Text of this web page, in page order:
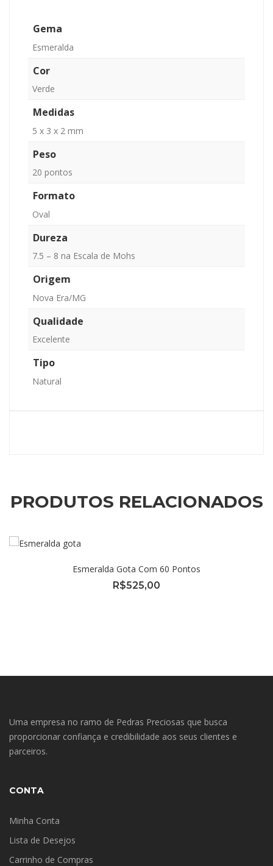
Gema
Esmeralda
Cor
Verde
Medidas
5 x 3 x 2 mm
Peso
20 pontos
Formato
Oval
Dureza
7.5 – 8 na Escala de Mohs
Origem
Nova Era/MG
Qualidade
Excelente
Tipo
Natural
PRODUTOS RELACIONADOS
Esmeralda Gota Com 60 Pontos
R$525,00
Uma empresa no ramo de Pedras Preciosas que busca
proporcionar confiança e credibilidade aos seus clientes e
parceiros.
CONTA
Minha Conta
Lista de Desejos
Carrinho de Compras